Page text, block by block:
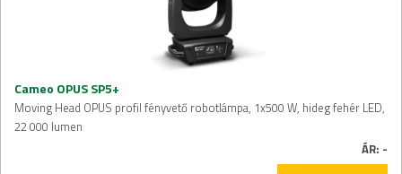
Cameo OPUS SP5+
Moving Head OPUS profil fényvető robotlámpa, 1x500 W, hideg fehér LED,
22 000 lumen
ÁR: -